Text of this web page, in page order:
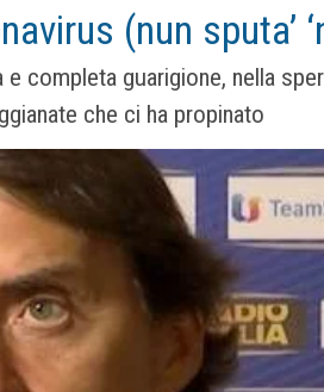
(nun sputa’
completa guarigione, nella
che ci ha propinato